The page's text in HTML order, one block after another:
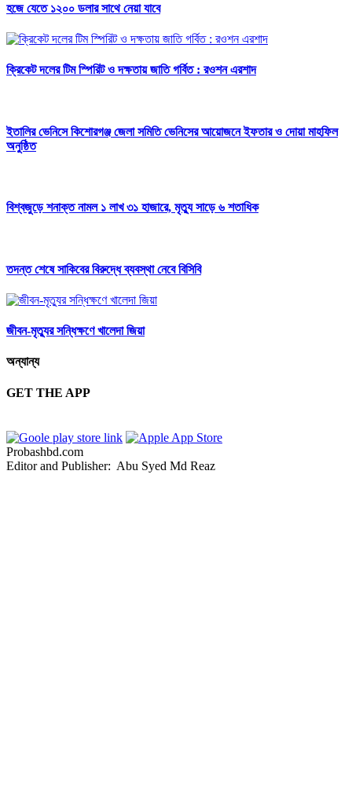
হজে যেতে ১২০০ ডলার সাথে নেয়া যাবে
ক্রিকেট দলের টিম স্পিরিট ও দক্ষতায় জাতি গর্বিত : রওশন এরশাদ
ইতালির ভেনিসে কিশোরগঞ্জ জেলা সমিতি ভেনিসের আয়োজনে ইফতার ও দোয়া মাহফিল
অনুষ্ঠিত
বিশ্বজুড়ে শনাক্ত নামল ১ লাখ ৩১ হাজারে, মৃত্যু সাড়ে ৬ শতাধিক
তদন্ত শেষে সাকিবের বিরুদ্ধে ব্যবস্থা নেবে বিসিবি
জীবন-মৃত্যুর সন্ধিক্ষণে খালেদা জিয়া
অন্যান্য
GET THE APP
Probashbd.com
Editor and Publisher: Abu Syed Md Reaz